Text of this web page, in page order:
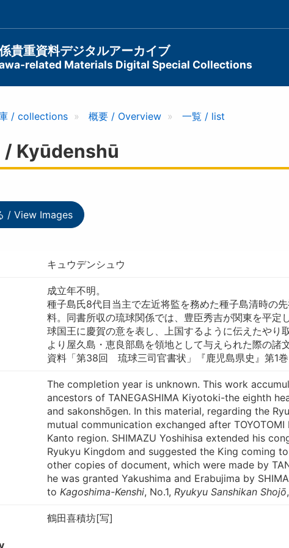
貴重資料デジタルアーカイブ
related Materials Digital Special Collections
/ collections 概要 / Overview 一覧 / list
/ Kyūdenshū
/ View Images
キュウデンシュウ
成立年
種子島氏8代目当主で左近将監を務めた種子島清時の
料。同書所収の琉球関係では、豊臣秀吉が関東を平定
球国王に慶賀の意を表し、上国するように伝えたやり
より屋久島・恵良部島を領地として与えられた際の諸
資料「第38回 琉球三司官書状」『鹿児島県史』第1巻
The completion year is unknown. This work
ancestors of TANEGASHIMA Kiyotoki-the eighth
and sakonshōgen. In this material, regarding the
mutual communication exchanged after
Kanto region. SHIMAZU Yoshihisa extended his
Ryukyu Kingdom and suggested the King coming
other copies of document, which were made by
he was granted Yakushima and Erabujima by
to Kagoshima-Kenshi, No.1, Ryukyu Sanshikan Shojō
鶴田喜積坊[写]